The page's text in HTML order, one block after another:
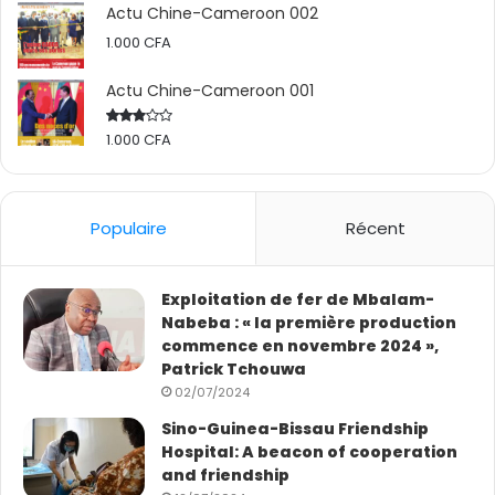
M. Guo Jianjun a rassuré que les compagnies chinoises
en charge des travaux sont très sérieuses et vont
eu des échanges constructifs avec le Ministre et nous
sommes confiants de terminer les travaux dans le délai
Actu Chine-Cameroon 002
1.000 CFA
Actu Chine-Cameroon 001
Rated
1.000 CFA
Populaire Récent
Exploitation de fer de Mbalam-
Nabeba : « la première production
commence en novembre 2024 »,
Patrick Tchouwa
02/07/2024
Sino-Guinea-Bissau Friendship
Hospital: A beacon of cooperation
and friendship